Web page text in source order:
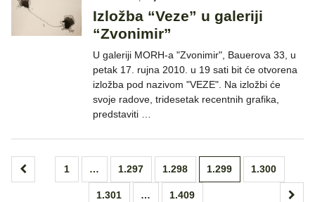
Izložba “Veze” u galeriji
“Zvonimir”
U galeriji MORH-a "Zvonimir", Bauerova 33, u
petak 17. rujna 2010. u 19 sati bit će otvorena
izložba pod nazivom "VEZE". Na izložbi će
svoje radove, tridesetak recentnih grafika,
predstaviti …
Brojevi
1 … 1.297 1.298 1.299 1.300
1.301 … 1.409